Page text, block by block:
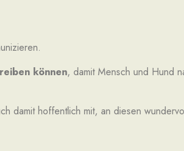
können, damit Mensch und Hund
damit hoffentlich mit, an diesen